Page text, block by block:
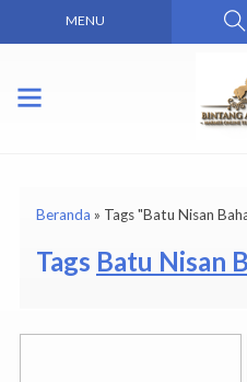
MENU
Beranda » Tags "Batu Nisan
Tags Batu Nisan